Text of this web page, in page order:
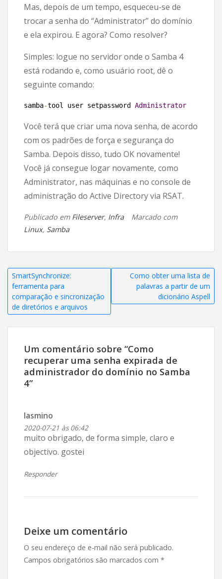
Mas, depois de um tempo, esqueceu-se de
trocar a senha do “Administrator” do domínio
e ela expirou. E agora? Como resolver?
Simples: logue no servidor onde o Samba 4
está rodando e, como usuário root, dê o
seguinte comando:
samba-tool user setpassword Administrator
Você terá que criar uma nova senha, de acordo
com os padrões de força e segurança do
Samba. Depois disso, tudo OK novamente!
Você já consegue logar novamente, como
Administrator, nas máquinas e no console de
administração do Active Directory via RSAT.
Publicado em Fileserver, Infra
Marcado com
Linux, Samba
Navegação
de
Post
SmartSynchronize:
ferramenta para
comparação e sincronização
de diretórios e arquivos
Como obter uma lista de
palavras a partir de um
dicionário Aspell
Um comentário sobre “Como
recuperar uma senha expirada de
administrador do domínio no Samba
4”
lasmino
2020-07-21 às 06:42
muito obrigado, de forma simple, claro e
objectivo. gostei
Responder
Deixe um comentário
O seu endereço de e-mail não será publicado.
Campos obrigatórios são marcados com *